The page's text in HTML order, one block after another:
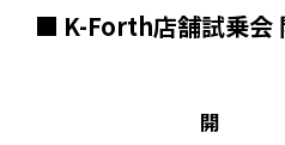
■ K-Forth店舗試乗会
開